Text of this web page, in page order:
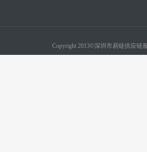
Copyright 2013©深圳市易链供应链